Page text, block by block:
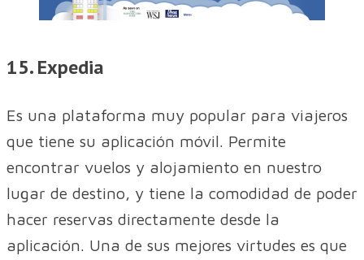
15. Expedia
Es una plataforma muy popular para viajeros
que tiene su aplicación móvil. Permite
encontrar vuelos y alojamiento en nuestro
lugar de destino, y tiene la comodidad de poder
hacer reservas directamente desde la
aplicación. Una de sus mejores virtudes es que